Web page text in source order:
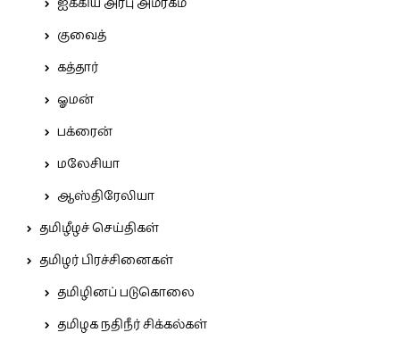
குவைத்
கத்தார்
ஓமன்
பக்ரைன்
மலேசியா
ஆஸ்திரேலியா
தமிழீழச் செய்திகள்
தமிழர் பிரச்சினைகள்
தமிழினப் படுகொலை
தமிழக நதிநீர் சிக்கல்கள்